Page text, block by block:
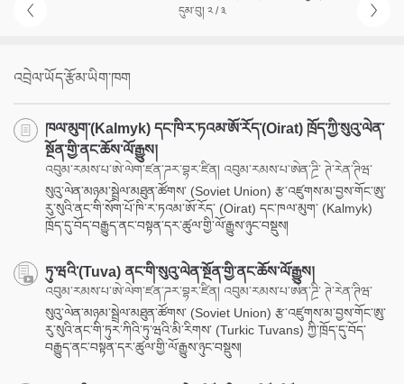
དུམ་བུ། ༢ / ༣
འབྲེལ་ཡོད་རྩོམ་ཡིག་ཁག
ཁལ་མུག་(Kalmyk) དང་ཁི་ར་ཏའམ་ཨོ་རོད་(Oirat) ཁྲོད་ཀྱི་སུའུ་ལེན་
སྔོན་གྱི་ནང་ཆོས་ལོ་རྒྱུས།
འབུམ་རམས་པ་ཨེ་ལེག་ཛན་ཌར་བྷར་ཛིན། འབུམ་རམས་པ་ཨེན་ཌྲི་ ཊེ་རེན་ཊིཝ་
སུའུ་ལེན་མཉམ་སྦྲེལ་མཐུན་ཚོགས་ (Soviet Union) རྩ་འཛུགས་མ་བྱས་གོང་ཨུ་
རུ་སུའི་ནང་གི་སོག་པོ་ཁི་ར་ཏའམ་ཨོ་རོད་ (Oirat) དང་ཁལ་མུག་ (Kalmyk)
ཁྲོད་དུ་བོད་བརྒྱུད་ནང་བསྟན་དར་ཚུལ་གྱི་ལོ་རྒྱུས་ཉུང་བསྡུས།
ཏུ་ཝའི་(Tuva) ནང་གི་སུའུ་ལེན་སྔོན་གྱི་ནང་ཆོས་ལོ་རྒྱུས།
འབུམ་རམས་པ་ཨེ་ལེག་ཛན་ཌར་བྷར་ཛིན། འབུམ་རམས་པ་ཨེན་ཌྲི་ ཊེ་རེན་ཊིཝ་
སུའུ་ལེན་མཉམ་སྦྲེལ་མཐུན་ཚོགས་ (Soviet Union) རྩ་འཛུགས་མ་བྱས་གོང་ཨུ་
རུ་སུའི་ནང་གི་ཏུར་ཀིའི་ཏུ་ཝའི་མི་རིགས་ (Turkic Tuvans) ཀྱི་ཁྲོད་དུ་བོད་
བརྒྱུད་ནང་བསྟན་དར་ཚུལ་གྱི་ལོ་རྒྱུས་ཉུང་བསྡུས།